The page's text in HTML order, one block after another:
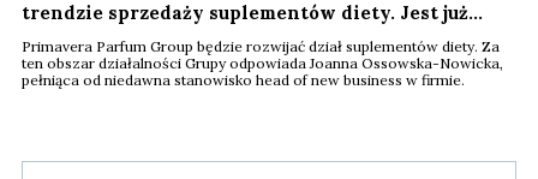
trendzie sprzedaży suplementów diety. Jest już
head of new business kategorii
Primavera Parfum Group będzie rozwijać dział suplementów diety. Za
ten obszar działalności Grupy odpowiada Joanna Ossowska-Nowicka,
pełniąca od niedawna stanowisko head of new business w firmie.